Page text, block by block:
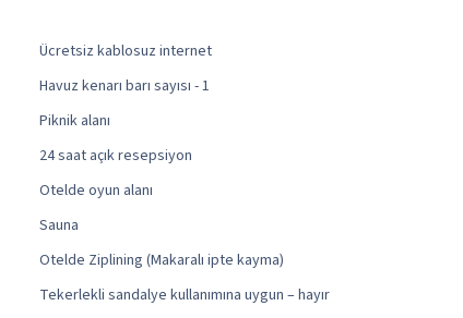
Ücretsiz kablosuz internet
Havuz kenarı barı sayısı - 1
Piknik alanı
24 saat açık resepsiyon
Otelde oyun alanı
Sauna
Otelde Ziplining (Makaralı ipte kayma)
Tekerlekli sandalye kullanımına uygun – hayır